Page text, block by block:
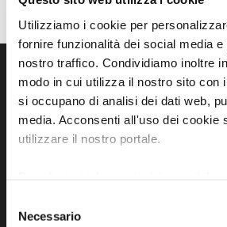
Utilizziamo i cookie per
fornire funzionalità dei social media
nostro traffico. Condividiamo inoltre
modo in cui utilizza il nostro sito con
si occupano di analisi dei dati web,
media. Acconsenti all'uso dei cookie
utilizzare il nostro portale.
delNecessario